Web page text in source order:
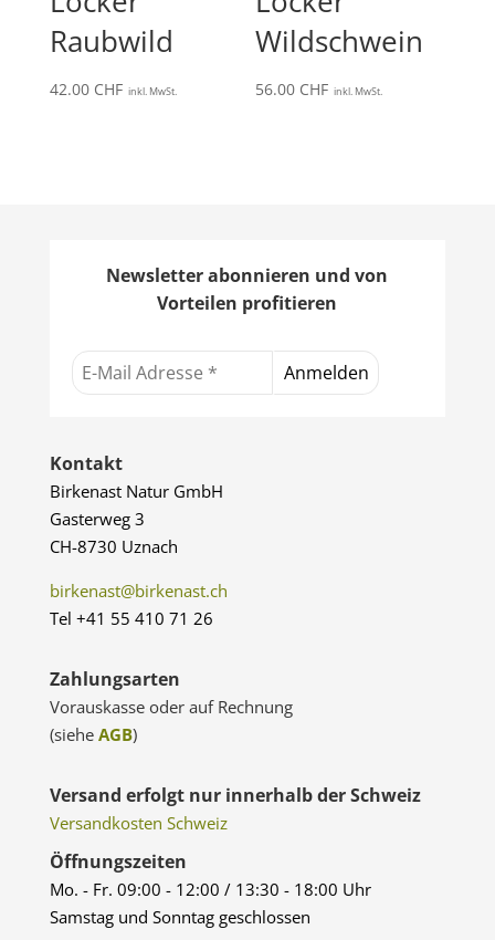
Raubwild
42.00 CHF inkl. MwSt.
Wildschwein
56.00 CHF inkl. MwSt.
Newsletter abonnieren und von
Vorteilen profitieren
Kontakt
Birkenast Natur GmbH
Gasterweg 3
CH-8730 Uznach
birkenast@birkenast.ch
Tel +41 55 410 71 26
Zahlungsarten
Vorauskasse oder auf Rechnung
(siehe AGB)
Versand erfolgt nur innerhalb der Schweiz
Versandkosten Schweiz
Öffnungszeiten
Mo. - Fr. 09:00 - 12:00 / 13:30 - 18:00 Uhr
Samstag und Sonntag geschlossen